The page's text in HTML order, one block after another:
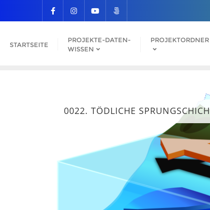
STARTSEITE
PROJEKTE-DATEN-
WISSEN
PROJEKTORDNER
0022. TÖDLICHE